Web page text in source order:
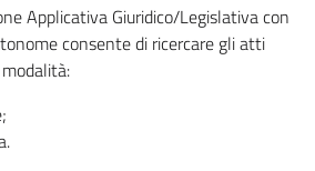
Applicativa Giuridico/Legislativa con
consente di ricercare gli atti